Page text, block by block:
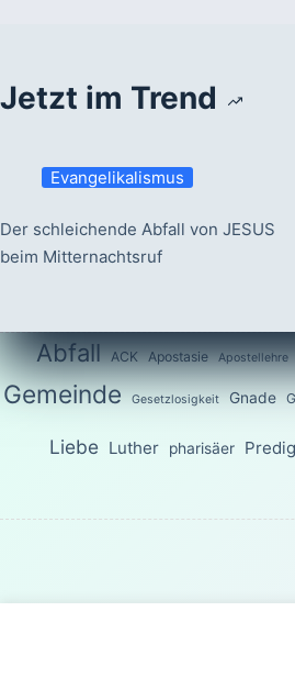
Jetzt im Trend
Evangelikalismus
Der schleichende Abfall von JESUS
beim Mitternachtsruf
Abfall ACK Apostasie Apostellehre
Gemeinde Gesetzlosigkeit Gnade
Liebe Luther pharisäer